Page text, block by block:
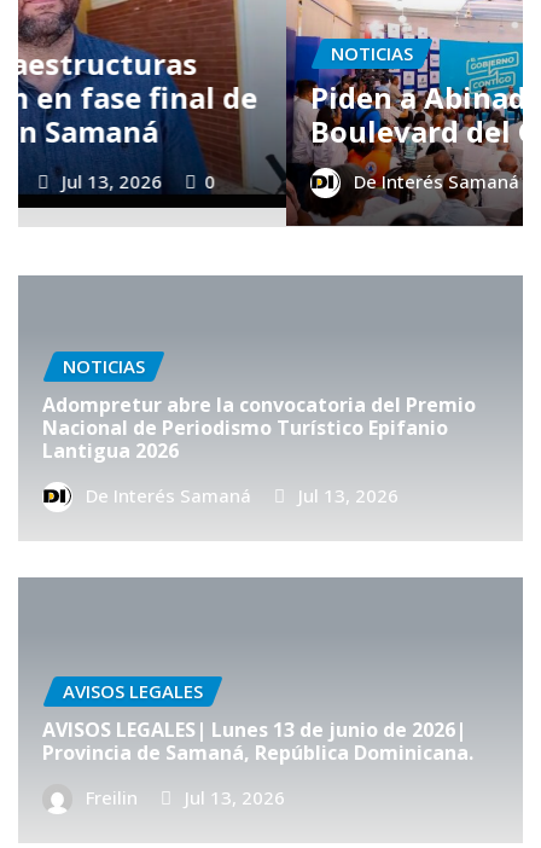
NOTICIAS
Piden a Abinader construir
Boulevard del Coco en Samaná
De Interés Samaná Jul 13, 2026 0
NOTICIAS
Adompretur abre la convocatoria del Premio
Nacional de Periodismo Turístico Epifanio
Lantigua 2026
De Interés Samaná Jul 13, 2026
AVISOS LEGALES
AVISOS LEGALES| Lunes 13 de junio de 2026|
Provincia de Samaná, República Dominicana.
Freilin Jul 13, 2026